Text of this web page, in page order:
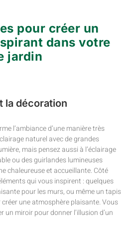
pour créer un
dans votre
jardin
la décoration
l’ambiance d’une manière très
naturel avec de grandes
mais pensez aussi à l’éclairage
ou des guirlandes lumineuses
chaleureuse et accueillante. Côté
qui vous inspirent : quelques
pour les murs, ou même un tapis
une atmosphère plaisante. Vous
un miroir pour donner l’illusion d’un